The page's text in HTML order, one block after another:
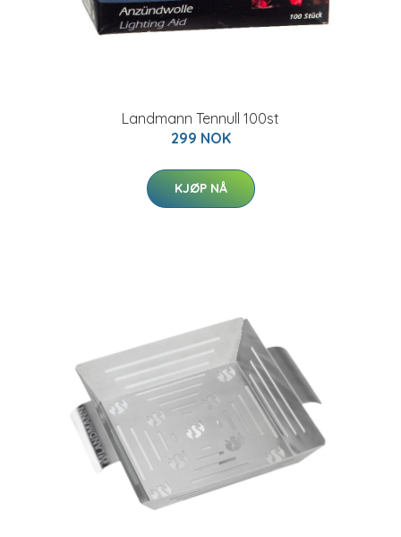
Landmann Tennull 100st
299 NOK
KJØP NÅ